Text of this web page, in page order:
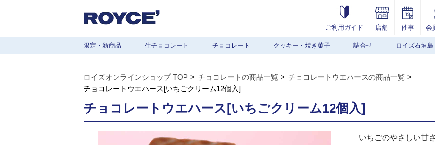
ご利用ガイド 店舗 催事 会
限定・新商品 生チョコレート チョコレート クッキー・焼き菓子 詰合せ ロイズ石垣島
ロイズオンラインショップ TOP チョコレートの商品一覧
チョコレートウエハースの商品一覧
チョコレートウエハース[いちごクリーム12個入]
チョコレートウエハース[いちごクリーム12個入]
いちごのやさしい甘